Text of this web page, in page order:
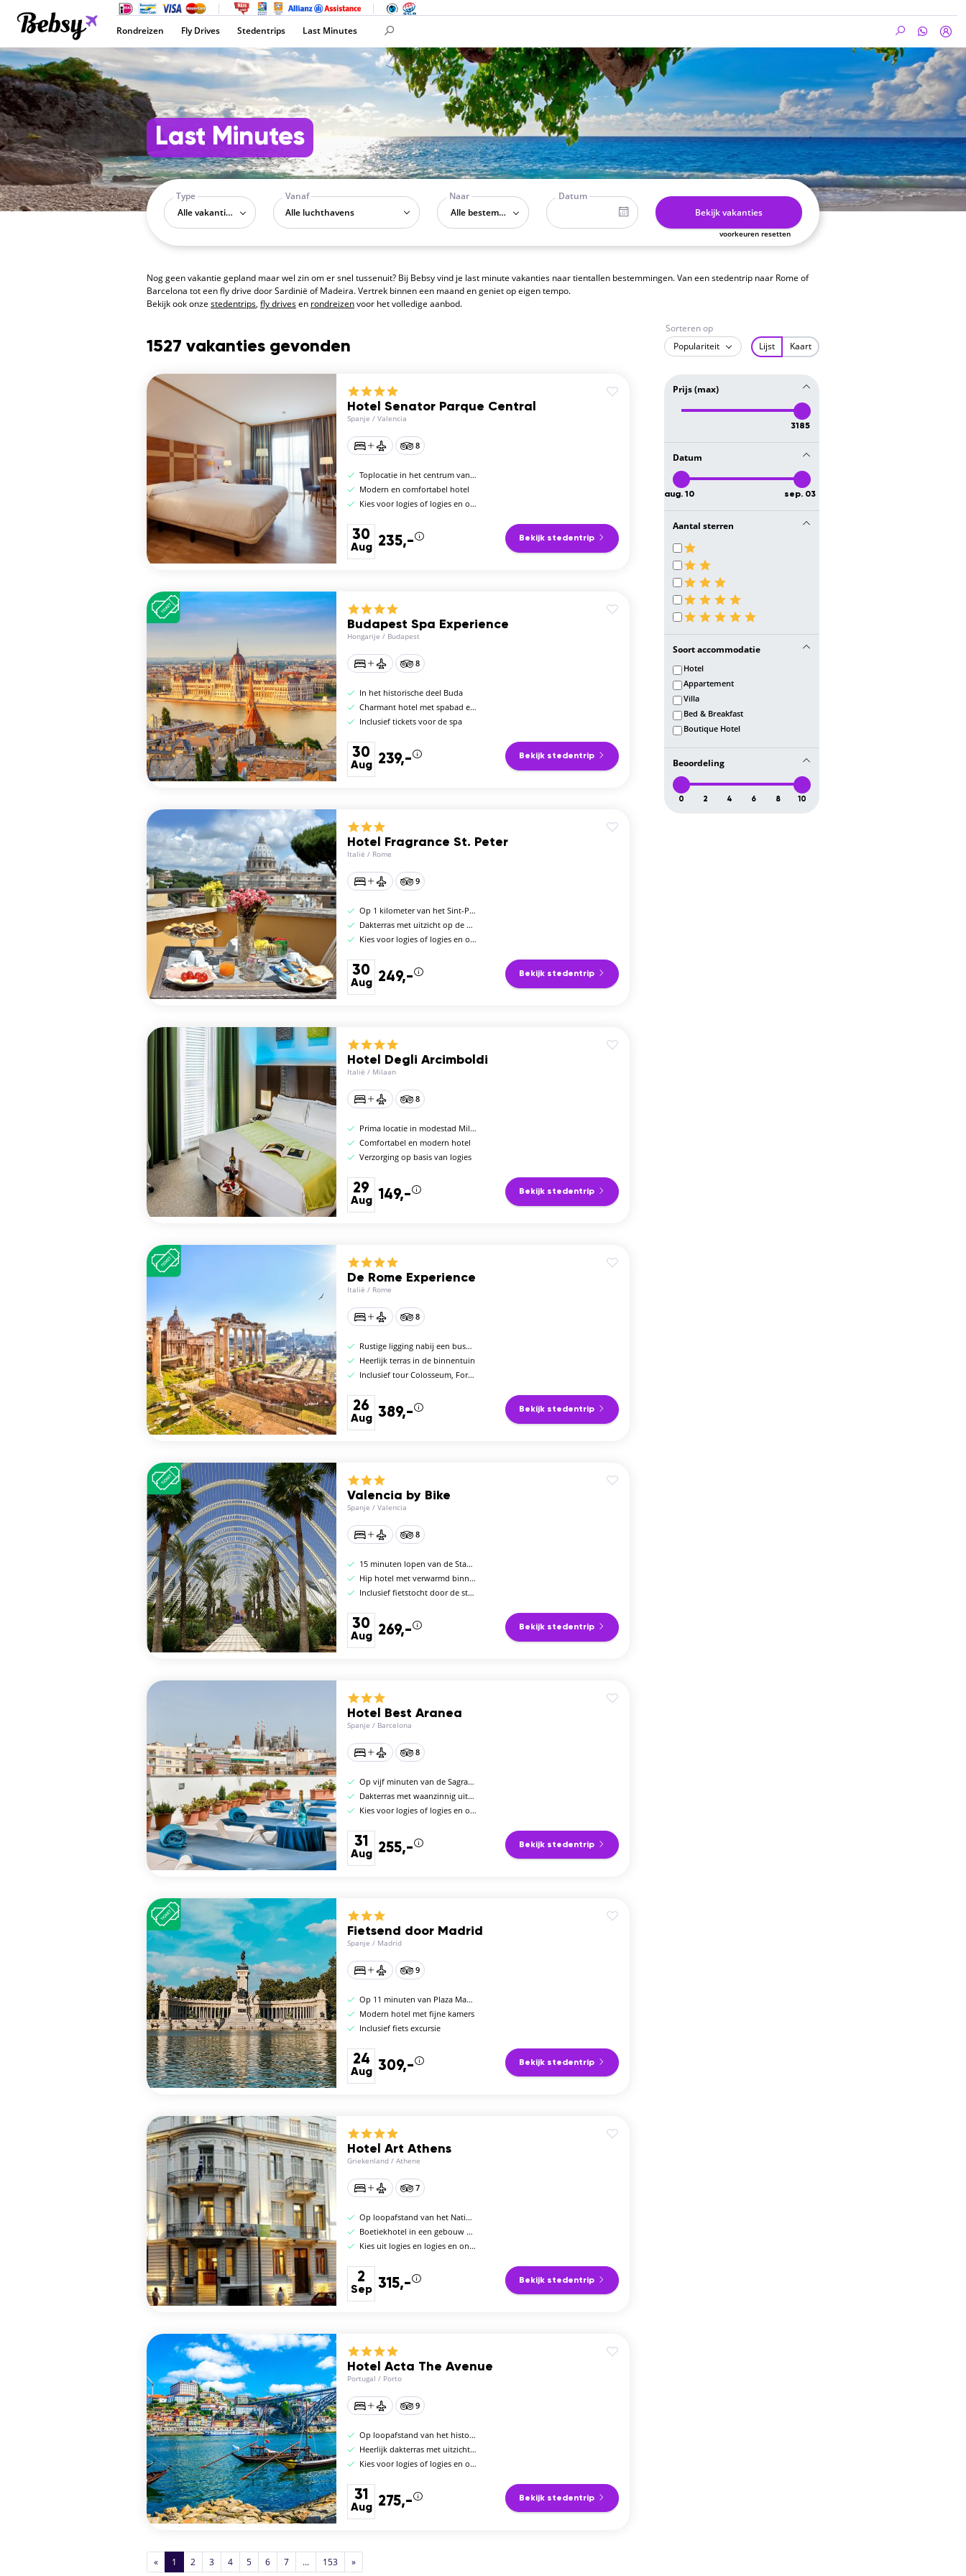
Rondreizen Fly Drives Stedentrips Last Minutes
Last Minutes
Type
Alle vakantietypes
Vanaf
Naar
Alle bestemmingen
Datum
Bekijk vakanties
voorkeuren resetten
Nog geen vakantie gepland maar wel zin om er snel tussenuit? Bij Bebsy vind je last minute vakanties naar tientallen bestemmingen. Van een stedentrip naar Rome of
Barcelona tot een fly drive door Sardinië of Madeira. Vertrek binnen een maand en geniet op eigen tempo.
Bekijk ook onze stedentrips, fly drivesen rondreizenvoor het volledige aanbod.
1527 vakanties gevonden
Hotel Senator Parque Central
Spanje / Valencia
8
Toplocatie in het centrum van de stad
Modern en comfortabel hotel
Kies voor logies of logies en ontbijt
30
Aug 235,- Bekijk stedentrip
Budapest Spa Experience
Hongarije / Budapest
8
In het historische deel Buda
Charmant hotel met spabad en sauna
Inclusief tickets voor de spa
30
Aug 239,- Bekijk stedentrip
Hotel Fragrance St. Peter
Italië / Rome
9
Op 1 kilometer van het Sint-Pietersplein
Dakterras met uitzicht op de Sint-Pietersbasiliek
Kies voor logies of logies en ontbijt
30
Aug 249,- Bekijk stedentrip
Hotel Degli Arcimboldi
Italië / Milaan
8
Prima locatie in modestad Milaan
Comfortabel en modern hotel
Verzorging op basis van logies
29
Aug 149,- Bekijk stedentrip
De Rome Experience
Italië / Rome
8
Rustige ligging nabij een bushalte
Heerlijk terras in de binnentuin
Inclusief tour Colosseum, Forum Romanum en de palentijnse heuvel
26
Aug 389,- Bekijk stedentrip
Valencia by Bike
Spanje / Valencia
8
15 minuten lopen van de Stad van Kunst & Wetenschap
Hip hotel met verwarmd binnenzwembad
Inclusief fietstocht door de stad
30
Aug 269,- Bekijk stedentrip
Hotel Best Aranea
Spanje / Barcelona
8
Op vijf minuten van de Sagrada Familia
Dakterras met waanzinnig uitzicht
Kies voor logies of logies en ontbijt
31
Aug 255,- Bekijk stedentrip
Fietsend door Madrid
Spanje / Madrid
9
Op 11 minuten van Plaza Mayor
Modern hotel met fijne kamers
Inclusief fiets excursie
24
Aug 309,- Bekijk stedentrip
Hotel Art Athens
Griekenland / Athene
7
Op loopafstand van het Nationaal Archeologisch Museum
Boetiekhotel in een gebouw uit 1930
Kies uit logies en logies en ontbijt
2
Sep 315,- Bekijk stedentrip
Hotel Acta The Avenue
Portugal / Porto
9
Op loopafstand van het historische centrum
Heerlijk dakterras met uitzicht op de stad
Kies voor logies of logies en ontbijt
31
Aug 275,- Bekijk stedentrip
« 1 2 3 4 5 6 7 ... 153 »
Sorteren op
Populariteit
Lijst Kaart
Prijs (max)
3185
Datum
aug. 10 sep. 03
Aantal sterren
Soort accommodatie
Hotel
Appartement
Villa
Bed & Breakfast
Boutique Hotel
Beoordeling
0 2 4 6 8 10